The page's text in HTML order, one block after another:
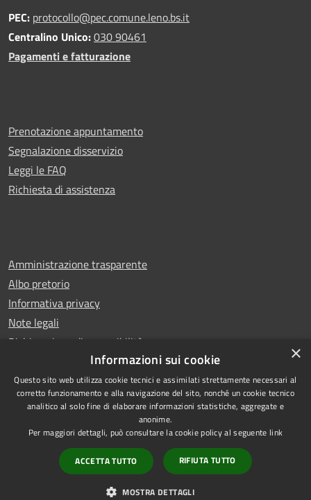
PEC: protocollo@pec.comune.leno.bs.it
Centralino Unico:030 90461
Pagamenti e fatturazione
Prenotazione appuntamento
Segnalazione disservizio
Leggi le FAQ
Richiesta di assistenza
Amministrazione trasparente
Albo pretorio
Informativa privacy
Note legali
Dichiarazione di accessibilità
RSS
Accessibilità
Copyright © 2026 • Comune di
Leno • Powered by
Municipium•Accesso
redazione
×
Informazioni sui cookie
Questo sito web utilizza cookie tecnici e assimilati strettamente necessari al
corretto funzionamento e alla navigazione del sito, nonché un cookie tecnico
analitico al solo fine di elaborare informazioni statistiche, aggregate e
anonime.
Per maggiori dettagli, può consultare la cookie policy al seguente link
ACCETTA TUTTO RIFIUTA TUTTO
MOSTRA DETTAGLI